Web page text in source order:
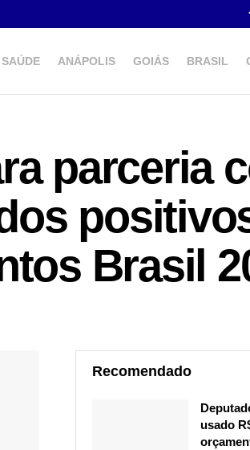
SAÚDE ANÁPOLIS GOIÁS BRASIL
parceria
Brasil
Recomendado
usado